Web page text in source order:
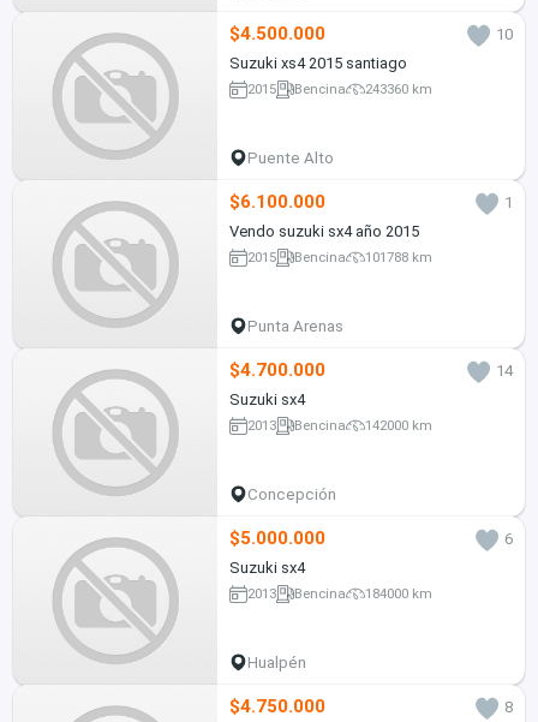
$4.500.000
10
Suzuki xs4 2015 santiago
2015 Bencina 243360 km
Puente Alto
$6.100.000
1
Vendo suzuki sx4 año 2015
2015 Bencina 101788 km
Punta Arenas
$4.700.000
14
Suzuki sx4
2013 Bencina 142000 km
Concepción
$5.000.000
6
Suzuki sx4
2013 Bencina 184000 km
Hualpén
$4.750.000
8